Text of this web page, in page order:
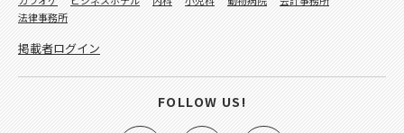
法律事務所
掲載者ログイン
FOLLOW US!